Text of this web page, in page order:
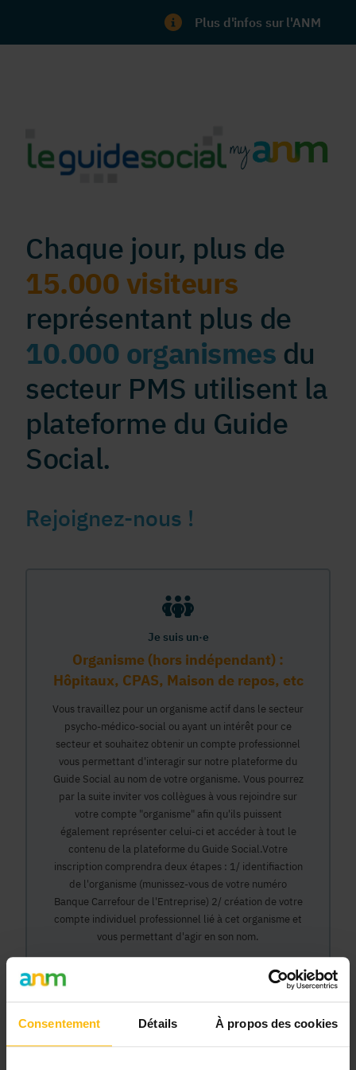
Consentement Détails À propos des cookies
Plus d'infos sur l'ANM
Chaque jour, plus de
15.000 visiteurs
représentant plus de
10.000 organismes du
secteur PMS utilisent la
plateforme du Guide
Social.
Rejoignez-nous !
Je suis un·e
Organisme (hors indépendant) :
Hôpitaux, CPAS, Maison de repos, etc
Vous travaillez pour un organisme actif dans le secteur
psycho-médico-social ou ayant un intérêt pour ce
secteur et souhaitez obtenir un compte professionnel
vous permettant d'interagir sur notre plateforme du
Guide Social au nom de votre organisme. Vous pourrez
par la suite inviter vos collègues à vous rejoindre sur
votre compte "organisme" afin qu'ils puissent
également représenter celui-ci et accéder à tout le
contenu de la plateforme du Guide Social.Votre
inscription comprendra deux étapes : 1/ identifiaction
de l'organisme (munissez-vous de votre numéro
Banque Carrefour de l'Entreprise) 2/ création de votre
compte individuel professionnel lié à cet organisme et
vous permettant d'agir en son nom.